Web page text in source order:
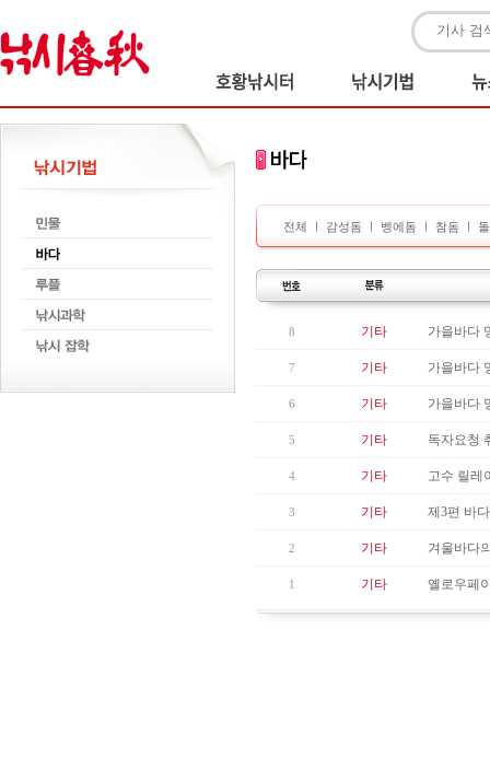
전체 ㅣ 감성돔 ㅣ 벵에돔 ㅣ 참돔 ㅣ
8 기타 가을바다
7 기타 가을바다
6 기타 가을바다
5 기타 독자요청
4 기타 고수 릴레
3 기타 제3편 바
2 기타 겨울바다
1 기타 옐로우페